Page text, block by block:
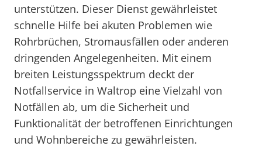
unterstützen. Dieser Dienst gewährleistet
schnelle Hilfe bei akuten Problemen wie
Rohrbrüchen, Stromausfällen oder anderen
dringenden Angelegenheiten. Mit einem
breiten Leistungsspektrum deckt der
Notfallservice in Waltrop eine Vielzahl von
Notfällen ab, um die Sicherheit und
Funktionalität der betroffenen Einrichtungen
und Wohnbereiche zu gewährleisten.